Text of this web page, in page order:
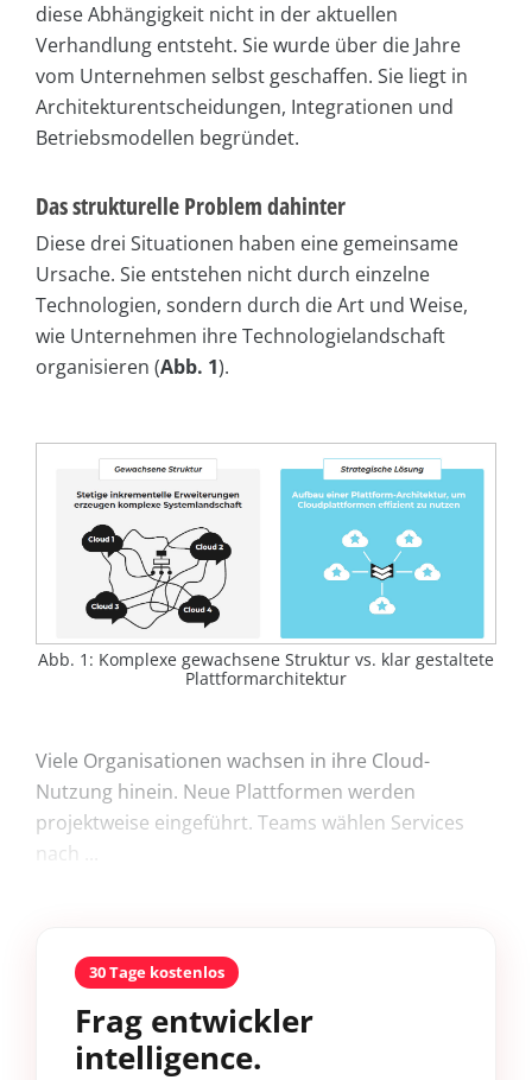
diese Abhängigkeit nicht in der aktuellen
Verhandlung entsteht. Sie wurde über die Jahre
vom Unternehmen selbst geschaffen. Sie liegt in
Architekturentscheidungen, Integrationen und
Betriebsmodellen begründet.
Das strukturelle Problem dahinter
Diese drei Situationen haben eine gemeinsame
Ursache. Sie entstehen nicht durch einzelne
Technologien, sondern durch die Art und Weise,
wie Unternehmen ihre Technologielandschaft
organisieren (Abb. 1).
Abb. 1: Komplexe gewachsene Struktur vs. klar gestaltete
Plattformarchitektur
Viele Organisationen wachsen in ihre Cloud-
Nutzung hinein. Neue Plattformen werden
projektweise eingeführt. Teams wählen Services
nach ...
30 Tage kostenlos
Frag entwickler
intelligence.